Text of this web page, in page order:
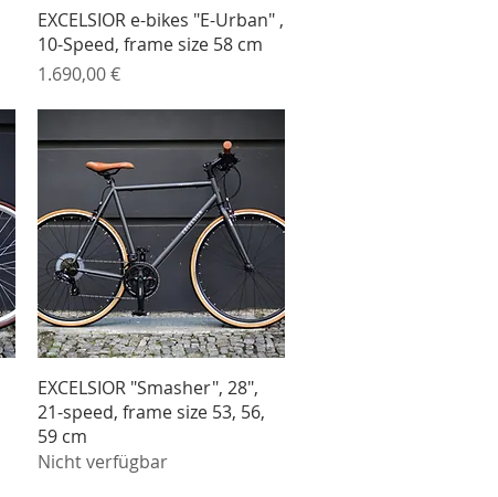
Schnellansicht
EXCELSIOR e-bikes "E-Urban" ,
10-Speed, frame size 58 cm
Preis
1.690,00 €
Schnellansicht
EXCELSIOR "Smasher", 28",
21-speed, frame size 53, 56,
59 cm
Nicht verfügbar